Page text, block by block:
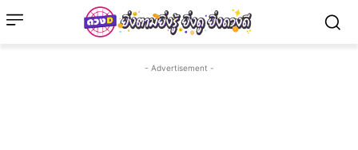
- Advertisement -